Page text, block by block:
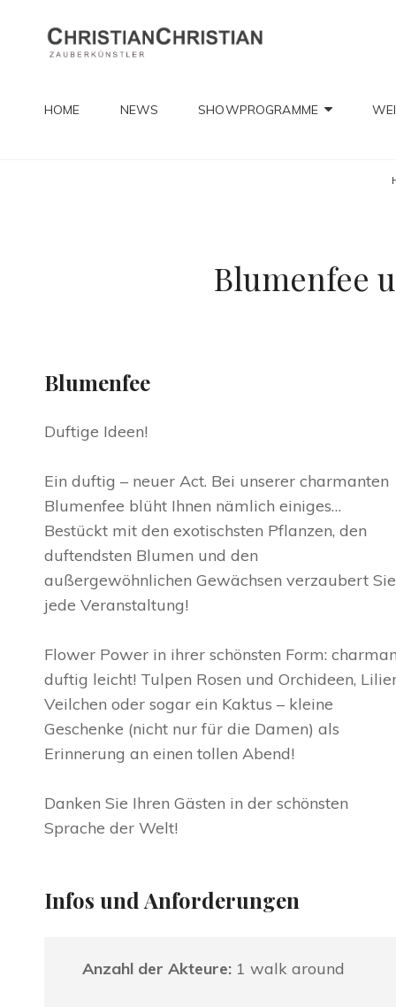
HOME NEWS SHOWPROGRAMME
Blumenfee
Blumenfee
Duftige Ideen!
Ein duftig – neuer Act. Bei unserer charmanten
Blumenfee blüht Ihnen nämlich einiges…
Bestückt mit den exotischsten Pflanzen, den
duftendsten Blumen und den
außergewöhnlichen Gewächsen verzaubert Sie
jede Veranstaltung!
Flower Power in ihrer schönsten Form:
duftig leicht! Tulpen Rosen und Orchideen,
Veilchen oder sogar ein Kaktus – kleine
Geschenke (nicht nur für die Damen) als
Erinnerung an einen tollen Abend!
Danken Sie Ihren Gästen in der schönsten
Sprache der Welt!
Infos und Anforderungen
Anzahl der Akteure: 1 walk around